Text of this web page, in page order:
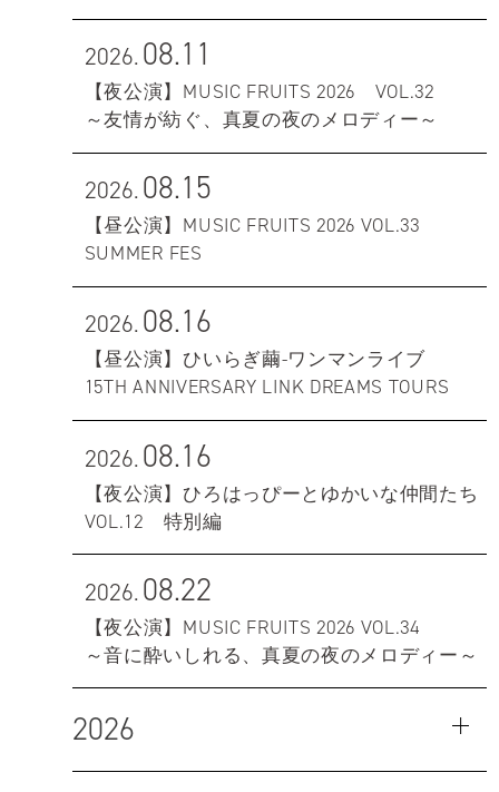
2026.08.11
【夜公演】MUSIC FRUITS 2026 VOL.32
～友情が紡ぐ、真夏の夜のメロディー～
2026.08.15
【昼公演】MUSIC FRUITS 2026 VOL.33
SUMMER FES
2026.08.16
【昼公演】ひいらぎ繭-ワンマンライブ
15TH ANNIVERSARY LINK DREAMS TOURS
2026.08.16
【夜公演】ひろはっぴーとゆかいな仲間たち
VOL.12 特別編
2026.08.22
【夜公演】MUSIC FRUITS 2026 VOL.34
～音に酔いしれる、真夏の夜のメロディー～
2026